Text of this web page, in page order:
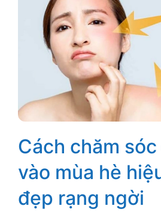
Cách chăm
vào mùa hè
đẹp rạng ngời